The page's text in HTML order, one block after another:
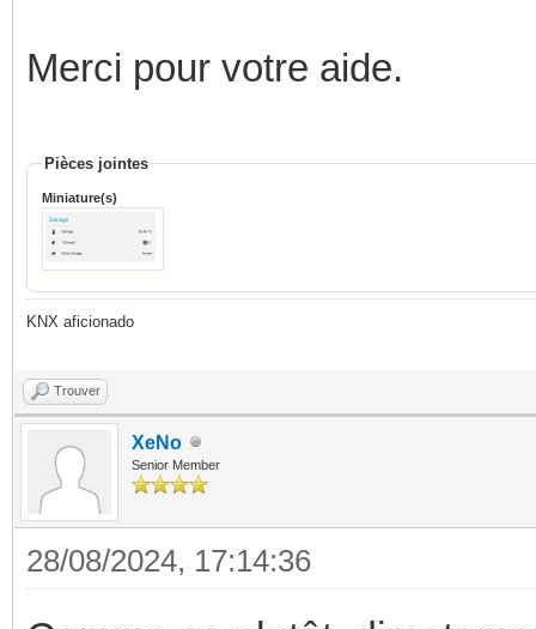
default_config:
# Load frontend
frontend:
themes:
#script: !include
#scene: !include
#template: !include
Merci pour votre aide.
Pièces jointes
Miniature(s)
KNX aficionado
Trouver
XeNo
Senior Member
28/08/2024, 17:14:36